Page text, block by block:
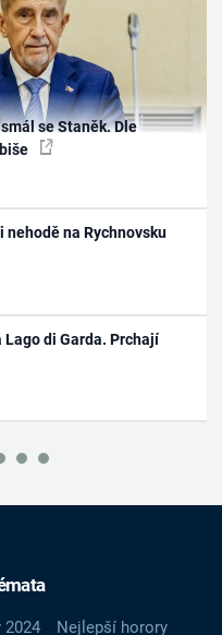
se Staněk. Dle
na Rychnovsku
Lago di Garda. Prchají
2024
Nejlepší horory